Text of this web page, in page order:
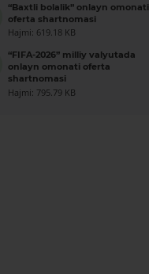
“Baxtli bolalik” onlayn omonati
oferta shartnomasi
Hajmi: 619.18 KB
“FIFA-2026” milliy valyutada
onlayn omonati oferta
shartnomasi
Hajmi: 795.79 KB